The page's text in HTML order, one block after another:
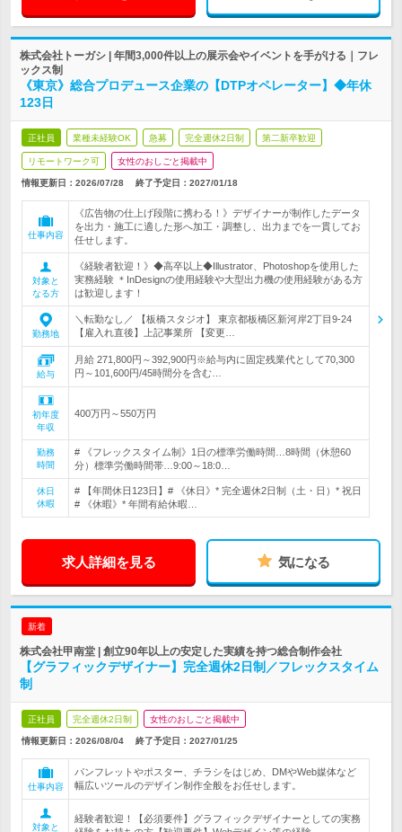
株式会社トーガシ | 年間3,000件以上の展示会やイベントを手がける｜フレ
ックス制
《東京》総合プロデュース企業の【DTPオペレーター】◆年休
123日
正社員 業種未経験OK 急募 完全週休2日制 第二新卒歓迎
リモートワーク可 女性のおしごと掲載中
情報更新日：2026/07/28 終了予定日： 2027/01/18
仕事内容
《広告物の仕上げ段階に携わる！》デザイナーが制作したデータ
を出力・施工に適した形へ加工・調整し、出力までを一貫してお
任せします。
対象と
なる方
《経験者歓迎！》◆高卒以上◆Illustrator、Photoshopを使用した
実務経験 ＊InDesignの使用経験や大型出力機の使用経験がある方
は歓迎します！
勤務地
＼転勤なし／ 【板橋スタジオ】 東京都板橋区新河岸2丁目9-24
【雇入れ直後】上記事業所 【変更…
給与
月給 271,800円～392,900円※給与内に固定残業代として70,300
円～101,600円/45時間分を含む…
初年度
年収
400万円～550万円
勤務
時間
# 《フレックスタイム制》1日の標準労働時間…8時間（休憩60
分）標準労働時間帯…9:00～18:0…
休日
休暇
# 【年間休日123日】# 《休日》* 完全週休2日制（土・日）* 祝日
# 《休暇》* 年間有給休暇…
求人詳細を見る 気になる
新着
株式会社甲南堂 | 創立90年以上の安定した実績を持つ総合制作会社
【グラフィックデザイナー】完全週休2日制／フレックスタイム
制
正社員 完全週休2日制 女性のおしごと掲載中
情報更新日：2026/08/04 終了予定日： 2027/01/25
仕事内容
パンフレットやポスター、チラシをはじめ、DMやWeb媒体など
幅広いツールのデザイン制作全般をお任せします。
対象と
経験者歓迎！【必須要件】グラフィックデザイナーとしての実務